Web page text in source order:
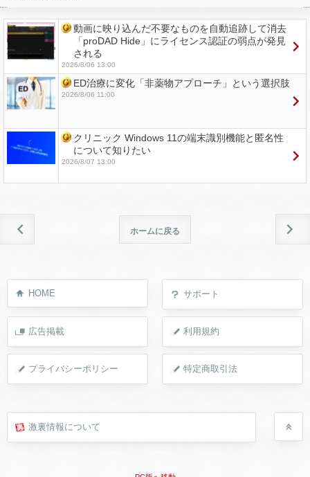
動画に映り込んだ不要なものを自動追跡して消去
「proDAD Hide」にライセンス認証の弱点が発見
される
2026/8/06 13:00
ED治療に変化「非薬物アプローチ」という選択肢
2026/8/06 11:00
クリニック Windows 11の端末識別機能と匿名性
について知りたい
2026/8/07 13:00
ホームに戻る
HOME サポート
広告掲載 利用規約
プライバシーポリシー 特定商取引法
激裏情報について